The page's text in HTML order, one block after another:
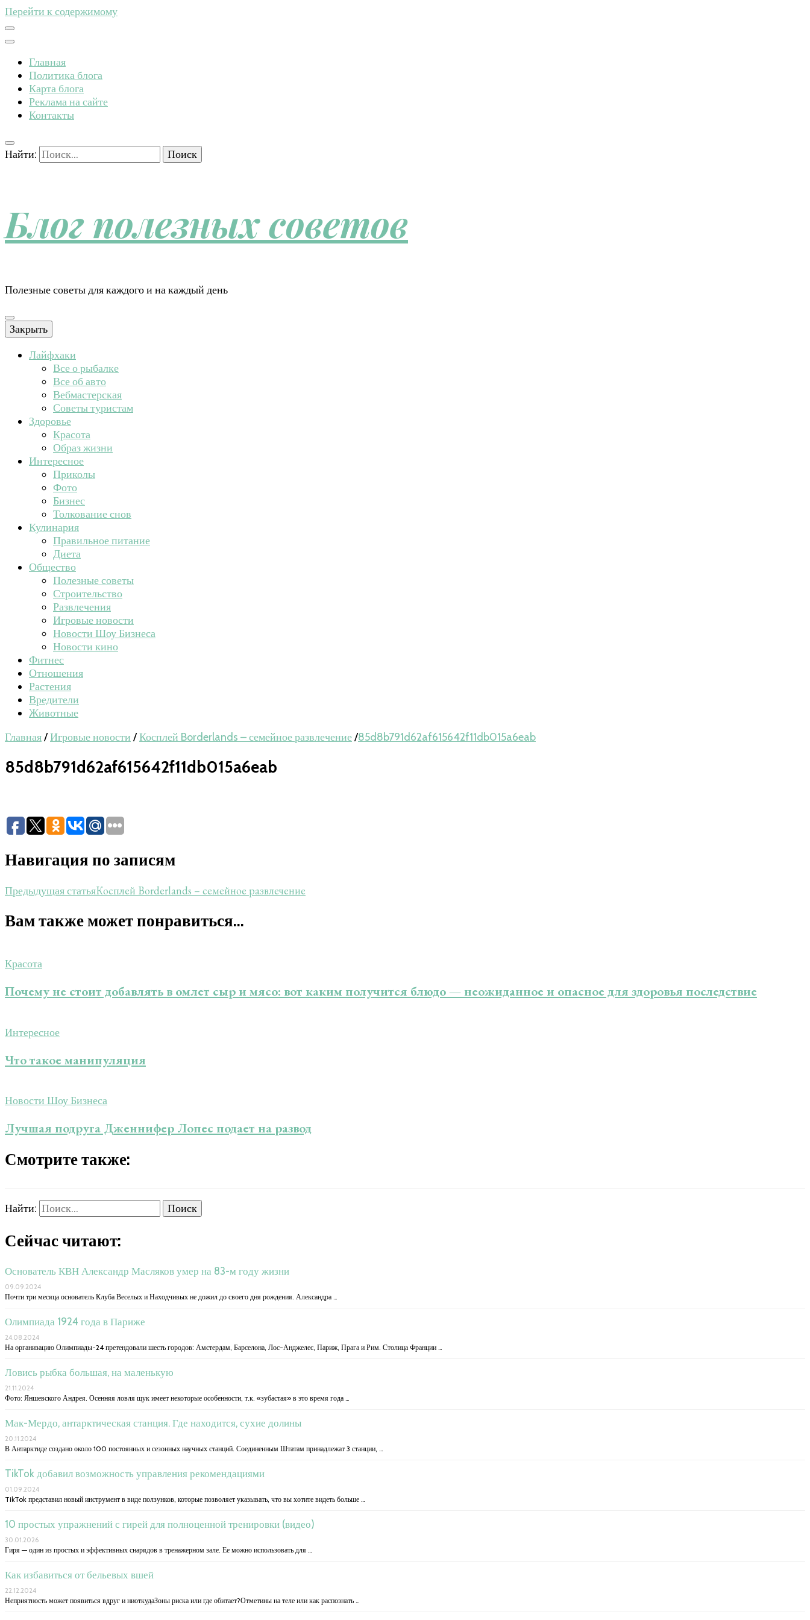
Перейти к содержимому
Главная
Политика блога
Карта блога
Реклама на сайте
Контакты
Найти:
Блог полезных советов
Полезные советы для каждого и на каждый день
Закрыть
Лайфхаки
Все о рыбалке
Все об авто
Вебмастерская
Советы туристам
Здоровье
Красота
Образ жизни
Интересное
Приколы
Фото
Бизнес
Толкование снов
Кулинария
Правильное питание
Диета
Общество
Полезные советы
Строительство
Развлечения
Игровые новости
Новости Шоу Бизнеса
Новости кино
Фитнес
Отношения
Растения
Вредители
Животные
Главная/Игровые новости /Косплей Borderlands – семейное развлечение/85d8b791d62af615642f11db015a6eab
85d8b791d62af615642f11db015a6eab
Навигация по записям
Предыдущая статьяКосплей Borderlands – семейное развлечение
Вам также может понравиться...
Красота
Почему не стоит добавлять в омлет сыр и мясо: вот каким получится блюдо — неожиданное и опасное для здоровья последствие
Интересное
Что такое манипуляция
Новости Шоу Бизнеса
Лучшая подруга Дженнифер Лопес подает на развод
Смотрите также:
Найти:
Сейчас читают:
Основатель КВН Александр Масляков умер на 83-м году жизни
09.09.2024
Почти три месяца основатель Клуба Веселых и Находчивых не дожил до своего дня рождения. Александра …
Олимпиада 1924 года в Париже
24.08.2024
На организацию Олимпиады-24 претендовали шесть городов: Амстердам, Барселона, Лос-Анджелес, Париж, Прага и Рим. Столица Франции …
Ловись рыбка большая, на маленькую
21.11.2024
Фото: Яншевского Андрея. Осенняя ловля щук имеет некоторые особенности, т.к. «зубастая» в это время года …
Мак-Мердо, антарктическая станция. Где находится, сухие долины
20.11.2024
В Антарктиде создано около 100 постоянных и сезонных научных станций. Соединенным Штатам принадлежат 3 станции, …
TikTok добавил возможность управления рекомендациями
01.09.2024
TikTok представил новый инструмент в виде ползунков, которые позволяет указывать, что вы хотите видеть больше …
10 простых упражнений с гирей для полноценной тренировки (видео)
30.01.2026
Гиря — один из простых и эффективных снарядов в тренажерном зале. Ее можно использовать для …
Как избавиться от бельевых вшей
22.12.2024
Неприятность может появиться вдруг и ниоткудаЗоны риска или где обитает?Отметины на теле или как распознать …